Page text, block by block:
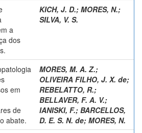
a
dos
KICH, J. D.; MORES, N.;
SILVA, V. S.
em
de
abate.
MORES, M. A. Z.;
OLIVEIRA FILHO, J. X. de;
REBELATTO, R.;
BELLAVER, F. A. V.;
IANISKI, F.; BARCELLOS,
D. E. S. N. de; MORES, N.